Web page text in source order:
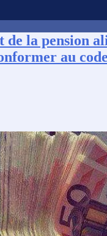
la pension
au